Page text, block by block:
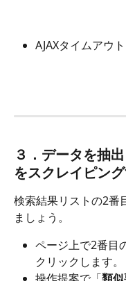
AJAXタイムアウ
３．データを抽
をスクレイピン
検索結果リストの2番
ましょう。
ページ上で2番目
クリックします。